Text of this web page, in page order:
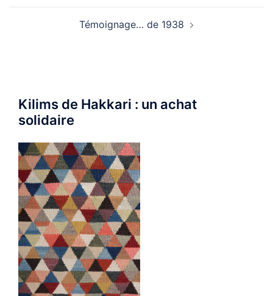
Témoignage… de 1938
Kilims de Hakkari : un achat
solidaire